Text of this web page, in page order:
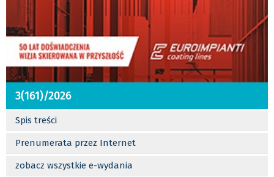
3(161)/2026
Spis treści
Prenumerata przez Internet
zobacz wszystkie e-wydania